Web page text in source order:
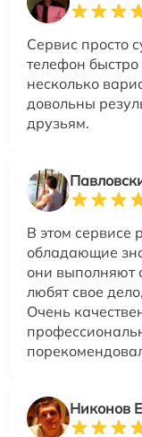
Сервис просто
телефон
несколько
довольны
друзьям.
В этом сервисе
обладающие
они выполняют
любят свое
Очень
Никонов